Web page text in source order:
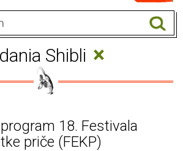
Shibli ×
18. Festivala
priče (FEKP)